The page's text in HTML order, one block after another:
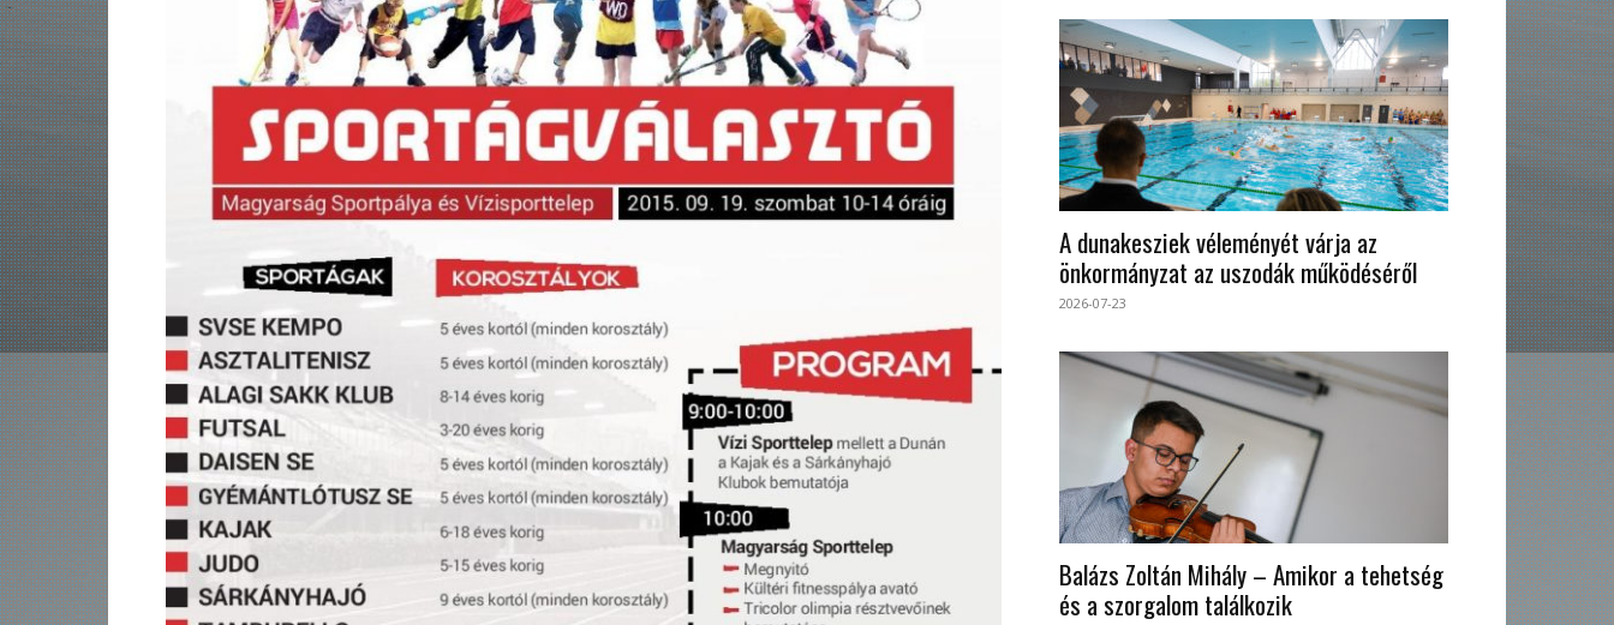
A dunakesziek véleményét várja az
önkormányzat az uszodák működéséről
2026-07-23
Balázs Zoltán Mihály – Amikor a tehetség
és a szorgalom találkozik